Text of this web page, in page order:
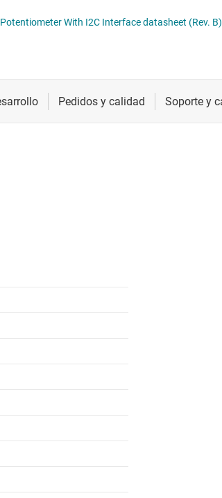
Servicios de chip y oblea
TPL0401x-10 128-TAPS Single-Channel Digital Potentiometer With I2C Interface datasheet (Rev. B)